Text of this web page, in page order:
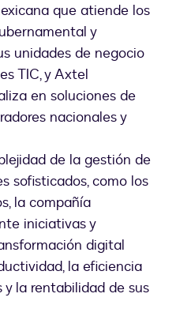
que atiende los
y
unidades de negocio
TIC, y Axtel
en soluciones de
nacionales y
de la gestión de
sofisticados, como los
la compañía
iniciativas y
digital
la eficiencia
la rentabilidad de sus